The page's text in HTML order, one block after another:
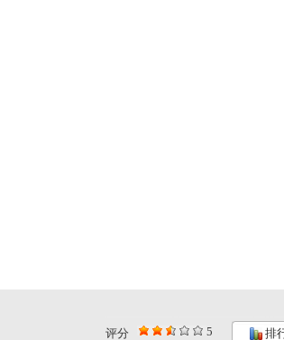
评分 5 排